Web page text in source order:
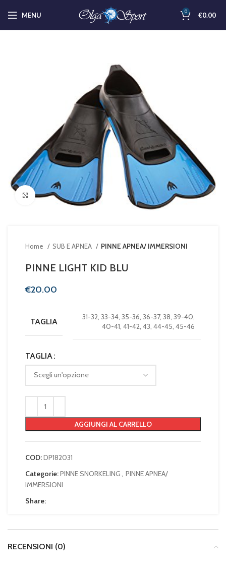
MENU 0 €0.00
Clicca per ingrandire
Home SUB E APNEA PINNE APNEA/ IMMERSIONI
PINNE LIGHT KID BLU
€
TAGLIA
31-32, 33-34, 35-36, 36-37, 38, 39-40,
40-41, 41-42, 43, 44-45, 45-46
TAGLIA
AGGIUNGI AL CARRELLO
COD:DP182031
Categorie:PINNE SNORKELING, PINNE APNEA/
IMMERSIONI
Share:
RECENSIONI (0)